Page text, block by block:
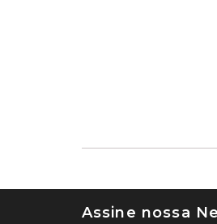
Assine nossa